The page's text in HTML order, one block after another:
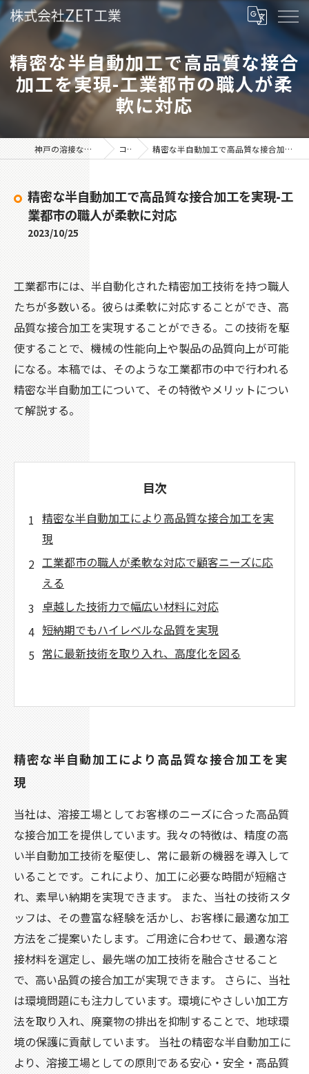
精密な半自動加工で高品質な接合
加工を実現-工業都市の職人が柔
軟に対応
神戸の溶接なら株式会社ZET工業 コラム 精密な半自動加工で高品質な接合加工を実現-工業都市の職人が柔軟に対応
精密な半自動加工で高品質な接合加工を実現-工
業都市の職人が柔軟に対応
2023/10/25
工業都市には、半自動化された精密加工技術を持つ職人
たちが多数いる。彼らは柔軟に対応することができ、高
品質な接合加工を実現することができる。この技術を駆
使することで、機械の性能向上や製品の品質向上が可能
になる。本稿では、そのような工業都市の中で行われる
精密な半自動加工について、その特徴やメリットについ
て解説する。
目次
精密な半自動加工により高品質な接合加工を実
現
工業都市の職人が柔軟な対応で顧客ニーズに応
える
卓越した技術力で幅広い材料に対応
短納期でもハイレベルな品質を実現
常に最新技術を取り入れ、高度化を図る
精密な半自動加工により高品質な接合加工を実
現
当社は、溶接工場としてお客様のニーズに合った高品質
な接合加工を提供しています。我々の特徴は、精度の高
い半自動加工技術を駆使し、常に最新の機器を導入して
いることです。これにより、加工に必要な時間が短縮さ
れ、素早い納期を実現できます。 また、当社の技術スタ
ッフは、その豊富な経験を活かし、お客様に最適な加工
方法をご提案いたします。ご用途に合わせて、最適な溶
接材料を選定し、最先端の加工技術を融合させること
で、高い品質の接合加工が実現できます。 さらに、当社
は環境問題にも注力しています。環境にやさしい加工方
法を取り入れ、廃棄物の排出を抑制することで、地球環
境の保護に貢献しています。 当社の精密な半自動加工に
より、溶接工場としての原則である安心・安全・高品質